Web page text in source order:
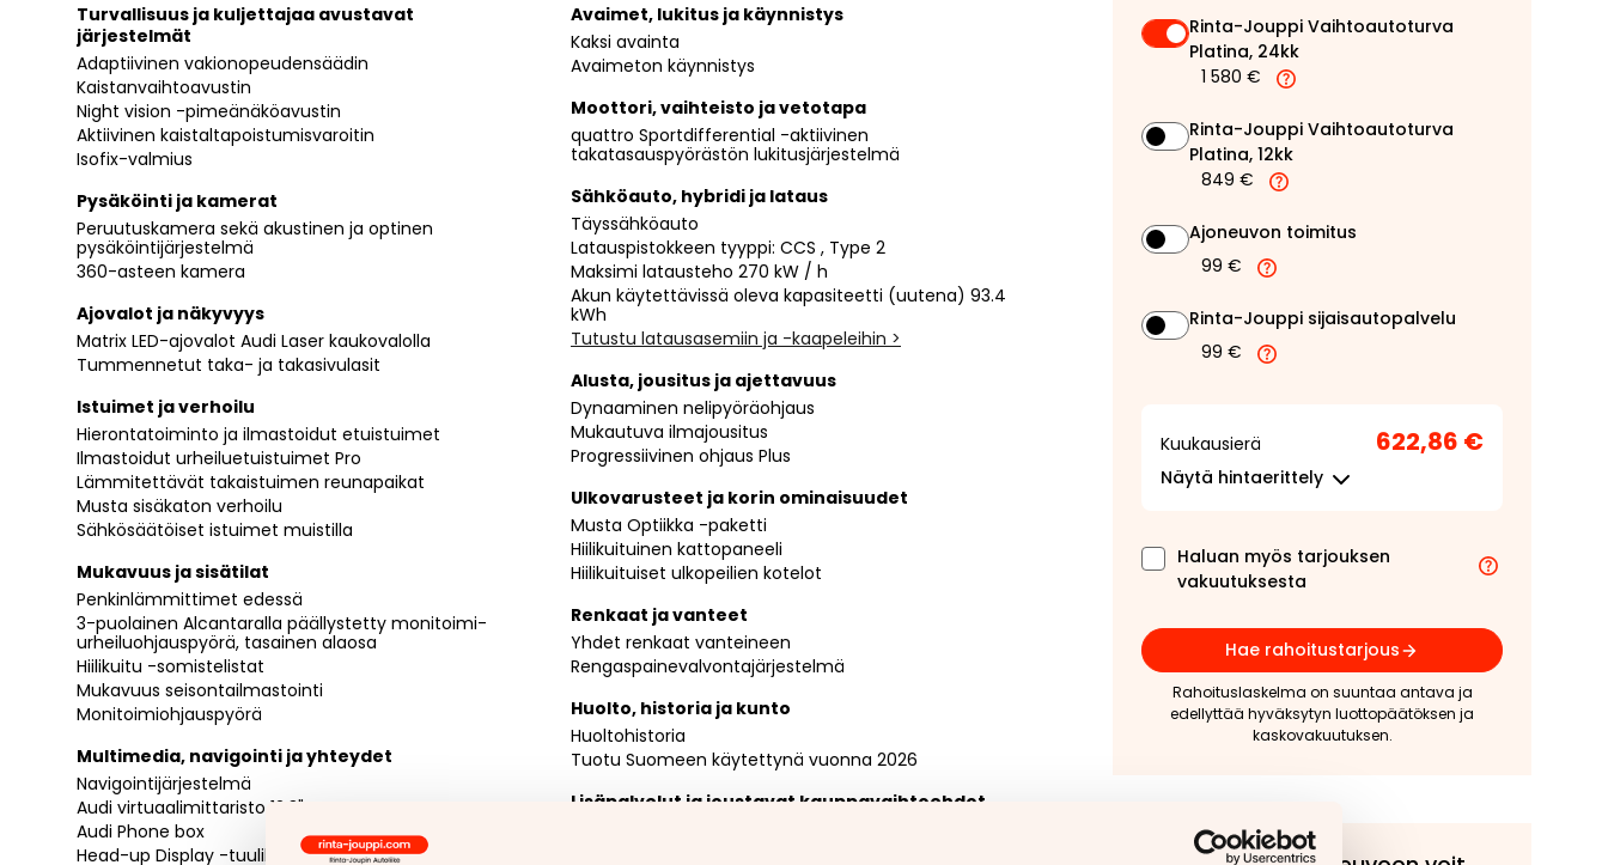
Turvallisuus ja kuljettajaa avustavat
järjestelmät
Adaptiivinen vakionopeudensäädin
Kaistanvaihtoavustin
Night vision -pimeänäköavustin
Aktiivinen kaistaltapoistumisvaroitin
Isofix-valmius
Pysäköinti ja kamerat
Peruutuskamera sekä akustinen ja optinen
pysäköintijärjestelmä
360-asteen kamera
Ajovalot ja näkyvyys
Matrix LED-ajovalot Audi Laser kaukovalolla
Tummennetut taka- ja takasivulasit
Istuimet ja verhoilu
Hierontatoiminto ja ilmastoidut etuistuimet
Ilmastoidut urheiluetuistuimet Pro
Lämmitettävät takaistuimen reunapaikat
Musta sisäkaton verhoilu
Sähkösäätöiset istuimet muistilla
Mukavuus ja sisätilat
Penkinlämmittimet edessä
3-puolainen Alcantaralla päällystetty monitoimi-
urheiluohjauspyörä, tasainen alaosa
Hiilikuitu -somistelistat
Mukavuus seisontailmastointi
Monitoimiohjauspyörä
Multimedia, navigointi ja yhteydet
Navigointijärjestelmä
Audi virtuaalimittaristo 12,3"
Audi Phone box
Head-up Display -tuulilasinäyttö
Avaimet, lukitus ja käynnistys
Kaksi avainta
Avaimeton käynnistys
Moottori, vaihteisto ja vetotapa
quattro Sportdifferential -aktiivinen
takatasauspyörästön lukitusjärjestelmä
Sähköauto, hybridi ja lataus
Täyssähköauto
Latauspistokkeen tyyppi: CCS , Type 2
Maksimi latausteho 270 kW / h
Akun käytettävissä oleva kapasiteetti (uutena) 93.4
kWh
Tutustu latausasemiin ja -kaapeleihin >
Alusta, jousitus ja ajettavuus
Dynaaminen nelipyöräohjaus
Mukautuva ilmajousitus
Progressiivinen ohjaus Plus
Ulkovarusteet ja korin ominaisuudet
Musta Optiikka -paketti
Hiilikuituinen kattopaneeli
Hiilikuituiset ulkopeilien kotelot
Renkaat ja vanteet
Yhdet renkaat vanteineen
Rengaspainevalvontajärjestelmä
Huolto, historia ja kunto
Huoltohistoria
Tuotu Suomeen käytettynä vuonna 2026
Lisäpalvelut ja joustavat kauppavaihtoehdot
Rinta-Jouppi Vaihtoautoturva
Platina, 24kk
1 580 €
Rinta-Jouppi Vaihtoautoturva
Platina, 12kk
849 €
Ajoneuvon toimitus
99 €
Rinta-Jouppi sijaisautopalvelu
99 €
Kuukausierä 622,86 €
Näytä hintaerittely
Haluan myös tarjouksen
vakuutuksesta
Hae rahoitustarjous
Rahoituslaskelma on suuntaa antava ja
edellyttää hyväksytyn luottopäätöksen ja
kaskovakuutuksen.